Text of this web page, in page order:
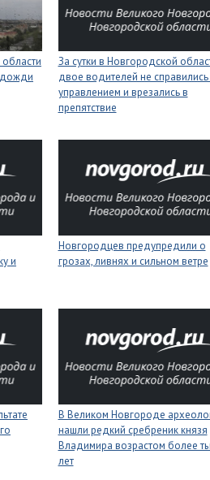
За сутки в Новгородской
двое водителей не справились
управлением и врезались в
препятствие
и
Новгородцев предупредили о
грозах, ливнях и сильном ветре
В Великом Новгороде
нашли редкий сребреник князя
Владимира возрастом более
лет